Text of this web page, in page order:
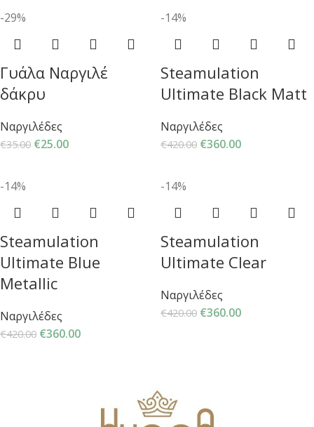
-29%
Γυάλα Ναργιλέ
δάκρυ
Ναργιλέδες
€35.00 €25.00
-14%
Steamulation
Ultimate Black Matt
Ναργιλέδες
€420.00 €360.00
-14%
Steamulation
Ultimate Blue
Metallic
Ναργιλέδες
€420.00 €360.00
-14%
Steamulation
Ultimate Clear
Ναργιλέδες
€420.00 €360.00